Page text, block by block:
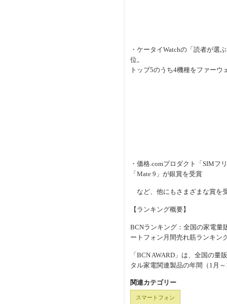
・ケータイWatchの「読者が選
位。
トップ5のうち4機種をファーウ
・価格.comプロダクト「SIMフ
「Mate 9」が銀賞を受賞
など、他にもさまざまな賞を
【ランキング概要】
BCNランキング：全国の家電量
ートフォン月間売れ筋ランキン
「BCN AWARD」は、全国の
タル家電関連製品の年間（1月
関連カテゴリー
スマートフォン